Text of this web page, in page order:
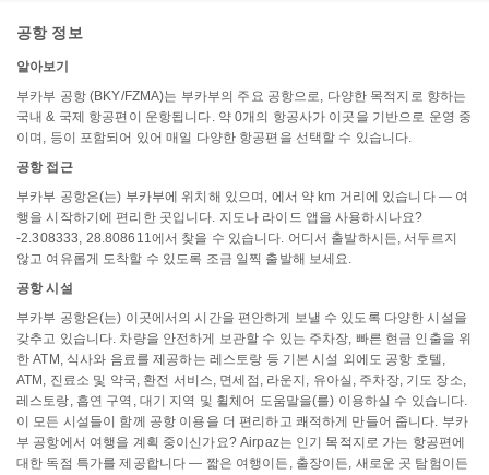
공항 정보
알아보기
부카부 공항 (BKY/FZMA)는 부카부의 주요 공항으로, 다양한 목적지로 향하는
국내 & 국제 항공편이 운항됩니다. 약 0개의 항공사가 이곳을 기반으로 운영 중
이며, 등이 포함되어 있어 매일 다양한 항공편을 선택할 수 있습니다.
공항 접근
부카부 공항은(는) 부카부에 위치해 있으며, 에서 약 km 거리에 있습니다 — 여
행을 시작하기에 편리한 곳입니다. 지도나 라이드 앱을 사용하시나요?
-2.308333, 28.808611에서 찾을 수 있습니다. 어디서 출발하시든, 서두르지
않고 여유롭게 도착할 수 있도록 조금 일찍 출발해 보세요.
공항 시설
부카부 공항은(는) 이곳에서의 시간을 편안하게 보낼 수 있도록 다양한 시설을
갖추고 있습니다. 차량을 안전하게 보관할 수 있는 주차장, 빠른 현금 인출을 위
한 ATM, 식사와 음료를 제공하는 레스토랑 등 기본 시설 외에도 공항 호텔,
ATM, 진료소 및 약국, 환전 서비스, 면세점, 라운지, 유아실, 주차장, 기도 장소,
레스토랑, 흡연 구역, 대기 지역 및 휠체어 도움말을(를) 이용하실 수 있습니다.
이 모든 시설들이 함께 공항 이용을 더 편리하고 쾌적하게 만들어 줍니다. 부카
부 공항에서 여행을 계획 중이신가요? Airpaz는 인기 목적지로 가는 항공편에
대한 독점 특가를 제공합니다 — 짧은 여행이든, 출장이든, 새로운 곳 탐험이든